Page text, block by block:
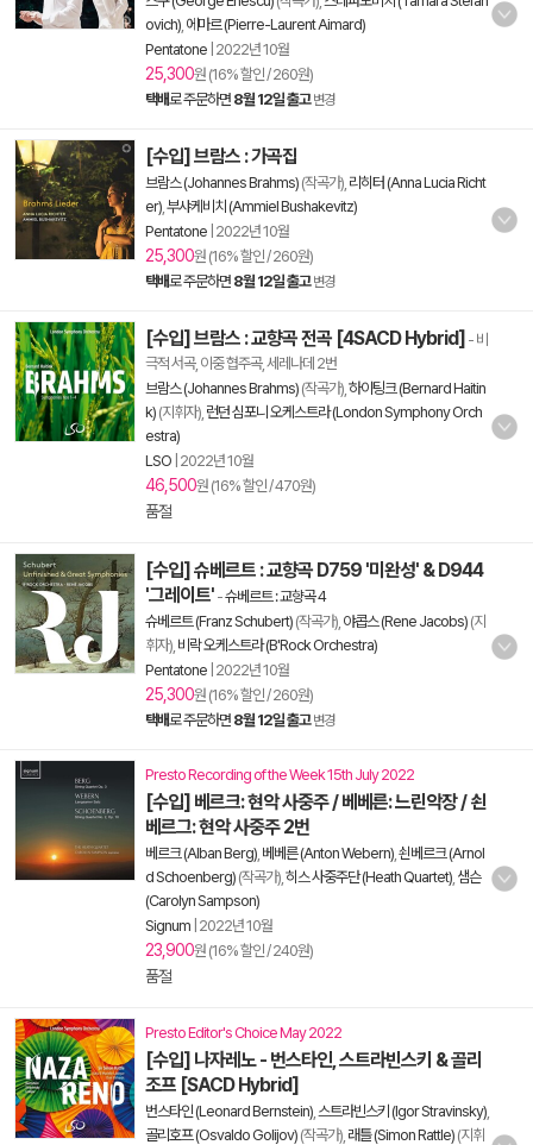
ovich) 에마르 (Pierre-Laurent Aimard)
Pentatone 2022년 10월
25,300원 (16% 할인 / 260원)
택배로 주문하면 8월 12일 출고 변경
[수입] 브람스 : 가곡집
브람스 (Johannes Brahms) (작곡가), 리히터 (Anna Lucia Richt
er) 부샤케비치 (Ammiel Bushakevitz)
Pentatone 2022년 10월
25,300원 (16% 할인 / 260원)
택배로 주문하면 8월 12일 출고 변경
[수입] 브람스 : 교향곡 전곡 [4SACD Hybrid] - 비
극적 서곡, 이중 협주곡, 세레나데 2번
브람스 (Johannes Brahms) (작곡가), 하이팅크 (Bernard Haitin
k) (지휘자), 런던 심포니 오케스트라 (London Symphony Orch
estra)
LSO 2022년 10월
46,500원 (16% 할인 / 470원)
품절
[수입] 슈베르트 : 교향곡 D759 '미완성' & D944
'그레이트' -슈베르트 : 교향곡 4
슈베르트 (Franz Schubert) (작곡가), 야콥스 (Rene Jacobs) (지
휘자), 비락 오케스트라 (B'Rock Orchestra)
Pentatone 2022년 10월
25,300원 (16% 할인 / 260원)
택배로 주문하면 8월 12일 출고 변경
Presto Recording of the Week 15th July 2022
[수입] 베르크: 현악 사중주 / 베베른: 느린악장 / 쇤
베르그: 현악 사중주 2번
베르크 (Alban Berg) 베베른 (Anton Webern) 쇤베르크 (Arnol
d Schoenberg) (작곡가), 히스 사중주단 (Heath Quartet) 샘슨
(Carolyn Sampson)
Signum 2022년 10월
23,900원 (16% 할인 / 240원)
품절
Presto Editor's Choice May 2022
[수입] 나자레노 - 번스타인, 스트라빈스키 & 골리
조프 [SACD Hybrid]
번스타인 (Leonard Bernstein) 스트라빈스키 (Igor Stravinsky)
골리호프 (Osvaldo Golijov) (작곡가), 래틀 (Simon Rattle) (지휘